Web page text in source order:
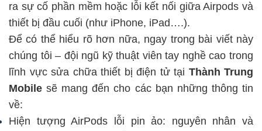
ra sự cố phần mềm hoặc lỗi kết nối giữa Airpods và
thiết bị đầu cuối (như iPhone, iPad….).
Để có thể hiểu rõ hơn nữa, ngay trong bài viết này
chúng tôi – đội ngũ kỹ thuật viên tay nghề cao trong
lĩnh vực sửa chữa thiết bị điện tử tại Thành Trung
Mobile sẽ mang đến cho các bạn những thông tin
về:
Hiện tượng AirPods lỗi pin ảo: nguyên nhân và